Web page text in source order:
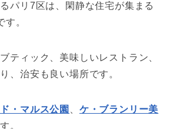
パリ7区は、閑静な住宅が集まる
す。
ティック、美味しいレストラン、
、治安も良い場所です。
・マルス公園
ケ・ブランリー美
。